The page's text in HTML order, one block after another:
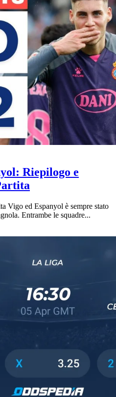
Riepilogo e
Vigo ed Espanyol è sempre stato
Entrambe le squadre...